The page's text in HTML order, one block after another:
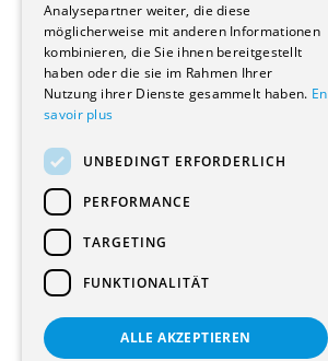
Adresse:
Avenue de Longemalle 21
1020 Renens
Schweiz
Kontakt:
Plattform: +41 21 631 10 50
info@architectes.ch
Analysepartner weiter, die diese
möglicherweise mit anderen Informationen
kombinieren, die Sie ihnen bereitgestellt
haben oder die sie im Rahmen Ihrer
Nutzung ihrer Dienste gesammelt haben. En
savoir plus
UNBEDINGT ERFORDERLICH
PERFORMANCE
TARGETING
FUNKTIONALITÄT
ALLE AKZEPTIEREN